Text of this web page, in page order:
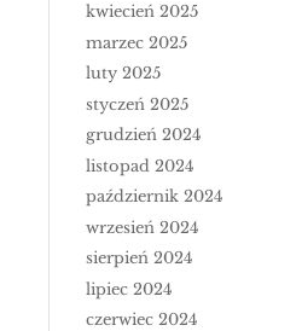
kwiecień 2025
marzec 2025
luty 2025
styczeń 2025
grudzień 2024
listopad 2024
październik 2024
wrzesień 2024
sierpień 2024
lipiec 2024
czerwiec 2024